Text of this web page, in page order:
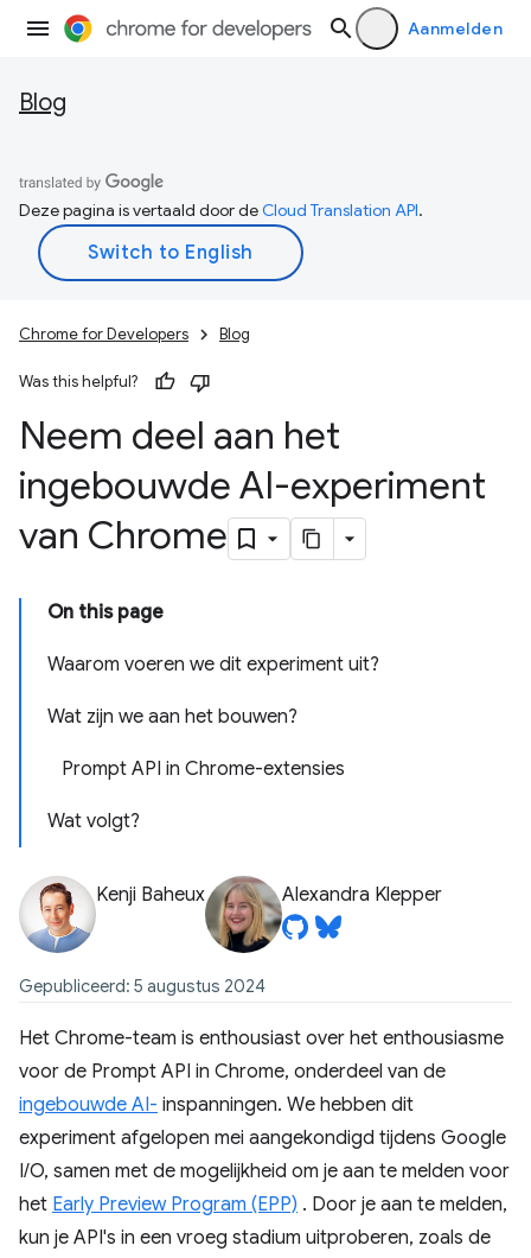
Aanmelden
Blog
Deze pagina is vertaald door deCloud Translation API.
Chrome for Developers Blog
Was this helpful?
Neem deel aan het
ingebouwde AI-experiment
van Chrome
On this page
Waarom voeren we dit experiment uit?
Wat zijn we aan het bouwen?
Prompt API in Chrome-extensies
Wat volgt?
Kenji Baheux Alexandra Klepper
Gepubliceerd: 5 augustus 2024
Het Chrome-team is enthousiast over het enthousiasme
voor de Prompt API in Chrome, onderdeel van de
ingebouwde AI- inspanningen. We hebben dit
experiment afgelopen mei aangekondigd tijdens Google
I/O, samen met de mogelijkheid om je aan te melden voor
het Early Preview Program (EPP) . Door je aan te melden,
kun je API's in een vroeg stadium uitproberen, zoals de